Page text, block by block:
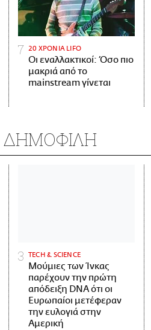
20 ΧΡΟΝΙΑ LIFO
Οι εναλλακτικοί: Όσο πιο
μακριά από το
mainstream γίνεται
ΔΗΜΟΦΙΛΗ
ΤECH & SCIENCE
Μούμιες των Ίνκας
παρέχουν την πρώτη
απόδειξη DNA ότι οι
Ευρωπαίοι μετέφεραν
την ευλογιά στην
Αμερική